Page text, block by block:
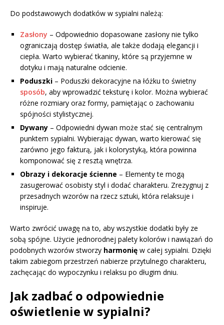
Do podstawowych dodatków w sypialni należą:
Zasłony – Odpowiednio dopasowane zasłony nie tylko
ograniczają dostęp światła, ale także dodają elegancji i
ciepła. Warto wybierać tkaniny, które są przyjemne w
dotyku i mają naturalne odcienie.
Poduszki – Poduszki dekoracyjne na łóżku to świetny
sposób, aby wprowadzić teksturę i kolor. Można wybierać
różne rozmiary oraz formy, pamiętając o zachowaniu
spójności stylistycznej.
Dywany – Odpowiedni dywan może stać się centralnym
punktem sypialni. Wybierając dywan, warto kierować się
zarówno jego fakturą, jak i kolorystyką, która powinna
komponować się z resztą wnętrza.
Obrazy i dekoracje ścienne – Elementy te mogą
zasugerować osobisty styl i dodać charakteru. Zrezygnuj z
przesadnych wzorów na rzecz sztuki, która relaksuje i
inspiruje.
Warto zwrócić uwagę na to, aby wszystkie dodatki były ze
sobą spójne. Użycie jednorodnej palety kolorów i nawiązań do
podobnych wzorów stworzy harmonię w całej sypialni. Dzięki
takim zabiegom przestrzeń nabierze przytulnego charakteru,
zachęcając do wypoczynku i relaksu po długim dniu.
Jak zadbać o odpowiednie
oświetlenie w sypialni?